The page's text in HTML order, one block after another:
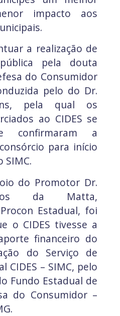
impacto aos
a realização de
pela douta
do Consumidor
pelo do Dr.
pela qual os
ao CIDES se
confirmaram a
para início
SIMC.
do Promotor Dr.
da Matta,
Estadual, foi
o CIDES tivesse a
financeiro do
do Serviço de
CIDES – SIMC, pelo
Fundo Estadual de
do Consumidor –